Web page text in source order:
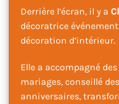
Derrière l’écran, il y a
décoratrice
décoration d’intérieur.
Elle a accompagné
mariages, conseillé
anniversaires,